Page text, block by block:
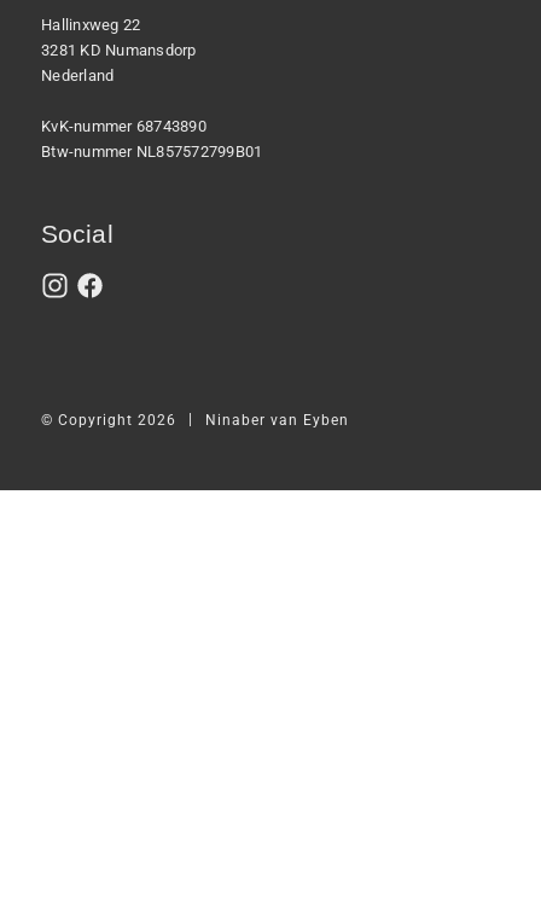
Hallinxweg 22
3281 KD Numansdorp
Nederland
KvK-nummer 68743890
Btw-nummer NL857572799B01
Social
© Copyright 2026 Ninaber van Eyben